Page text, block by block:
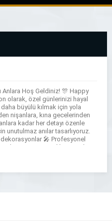
Anlara Hoş Geldiniz! 🎊 Happy
olarak, özel günlerinizi hayal
büyülü kılmak için yola
nişanlara, kına gecelerinden
kadar her detayı özenle
unutulmaz anılar tasarlıyoruz.
dekorasyonlar 🎤 Profesyonel
✨ Kişiye özel konseptler